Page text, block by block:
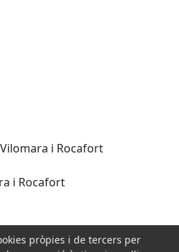
i Rocafort
i Rocafort
pròpies i de tercers per